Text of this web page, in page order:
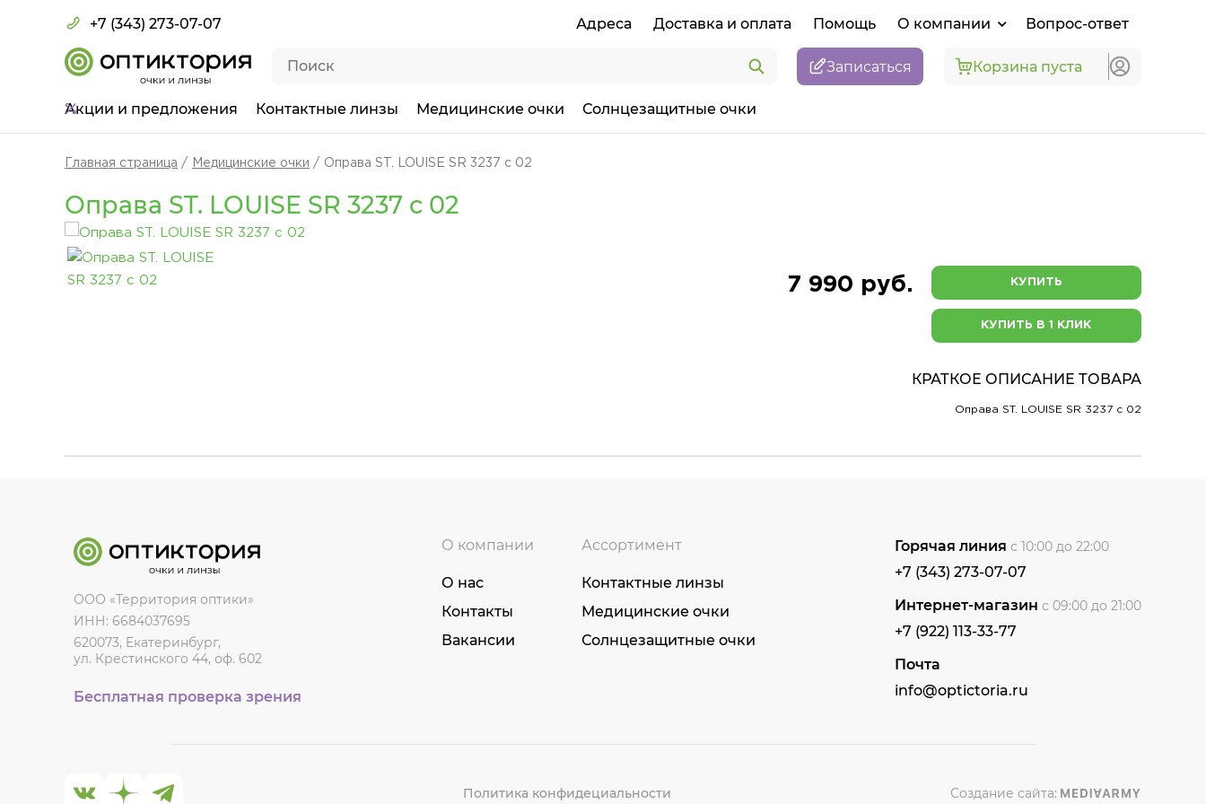
+7 (343) 273-07-07 Адреса Доставка и оплата Помощь О компании Вопрос-ответ
Записаться Корзина пуста
Акции и предложения Контактные линзы Медицинские очки Солнцезащитные очки
Главная страница Медицинские очки Оправа ST. LOUISE SR 3237 c 02
Оправа ST. LOUISE SR 3237 c 02
7 990 руб. КУПИТЬ
КУПИТЬ В 1 КЛИК
КРАТКОЕ ОПИСАНИЕ ТОВАРА
Оправа ST. LOUISE SR 3237 c 02
ООО «Территория оптики»
ИНН: 6684037695
620073, Екатеринбург,
ул. Крестинского 44, оф. 602
Бесплатная проверка зрения
О компании
О нас
Контакты
Вакансии
Ассортимент
Контактные линзы
Медицинские очки
Солнцезащитные очки
Горячая линия с 10:00 до 22:00
+7 (343) 273-07-07
Интернет-магазин с 09:00 до 21:00
+7 (922) 113-33-77
Почта
info@optictoria.ru
Политика конфидециальности Создание сайта: